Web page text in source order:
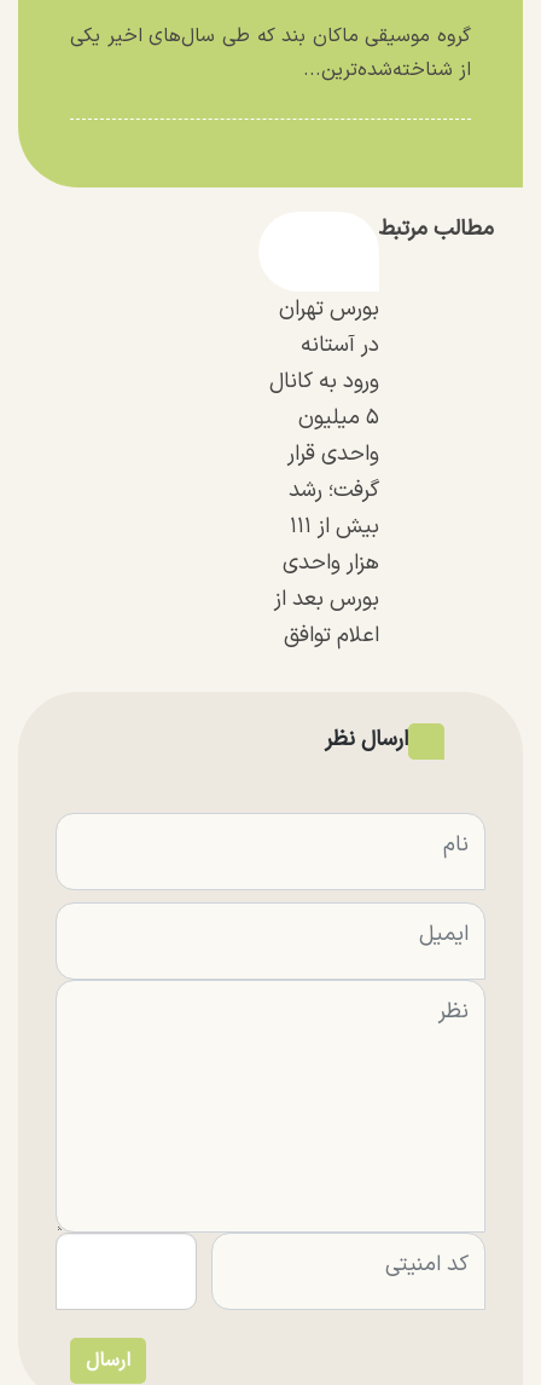
گروه موسیقی ماکان بند که طی سال‌های اخیر یکی
از شناخته‌شده‌ترین...
مطالب مرتبط
بورس تهران
در آستانه
ورود به کانال
۵ میلیون
واحدی قرار
گرفت؛ رشد
بیش از ۱۱۱
هزار واحدی
بورس بعد از
اعلام توافق
ارسال نظر